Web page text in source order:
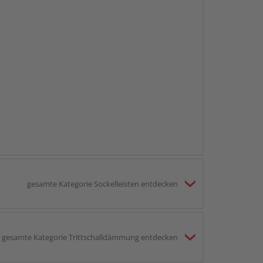
gesamte Kategorie Sockelleisten entdecken
gesamte Kategorie Trittschalldämmung entdecken